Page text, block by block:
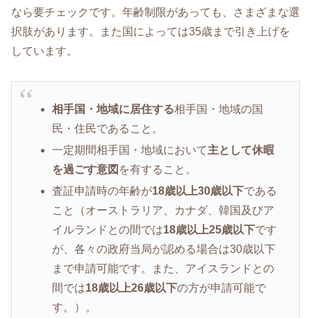
なら要チェックです。年齢制限があっても、さまざまな選
択肢があります。また国によっては35歳まで引き上げを
しています。
相手国・地域に居住する相手国・地域の国
民・住民であること。
一定期間相手国・地域において主として休暇
を過ごす意図 を有すること。
査証申請時の年齢が18歳以上30歳以下である
こと（オーストラリア、カナダ、韓国及びア
イルランドとの間では18歳以上25歳以下です
が、各々の政府当局が認める場合は30歳以下
まで申請可能です。また、アイスランドとの
間では18歳以上26歳以下の方が申請可能で
す。）。